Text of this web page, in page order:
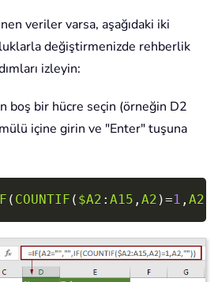
veriler varsa, aşağıdaki iki
değiştirmenizde rehberlik
izleyin:
boş bir hücre seçin (örneğin D2
içine girin ve "Enter" tuşuna
( COUNTIF ( $A2 : A15 , A2 )=1 , A2
Copy